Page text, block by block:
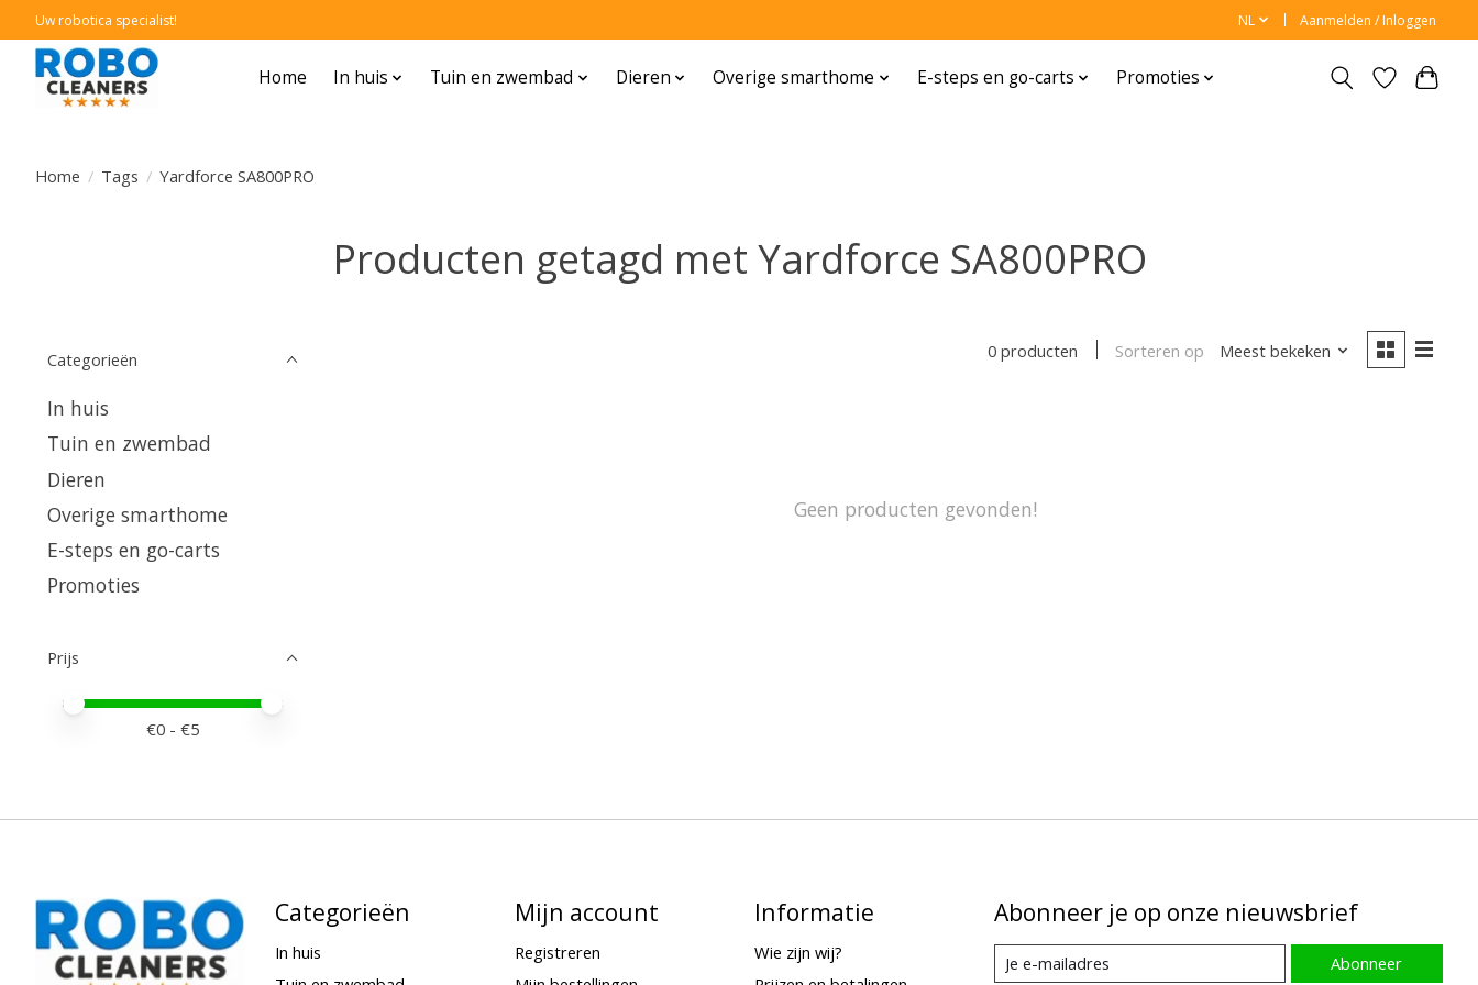
Uw robotica specialist! NL Aanmelden / Inloggen
Home In huis Tuin en zwembad Dieren Overige smarthome E-steps en go-carts Promoties
Home / Tags / Yardforce SA800PRO
Producten getagd met Yardforce SA800PRO
Categorieën
In huis
Tuin en zwembad
Dieren
Overige smarthome
E-steps en go-carts
Promoties
Prijs
Minimale prijswaarde
Price maximum value
€0 - €5
0 producten Sorteren op Meest bekeken
Geen producten gevonden!
Categorieën
In huis
Mijn account
Registreren
Informatie
Wie zijn wij?
Abonneer je op onze nieuwsbrief
Abonneer